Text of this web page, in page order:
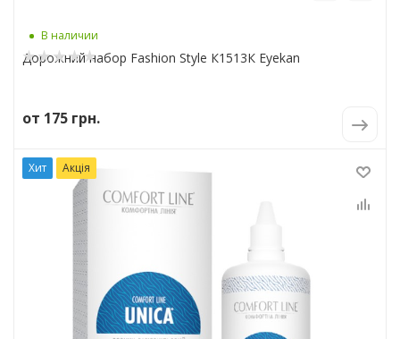
В наличии
Дорожний набор Fashion Style К1513К Eyekan
от 175 грн.
Хит Акція